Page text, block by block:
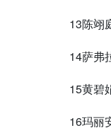
13陈翊
14萨弗
15黄碧
16玛丽